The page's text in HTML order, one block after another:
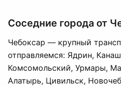
Соседние города от
Чебоксар — крупный
отправляемся: Ядрин,
Комсомольский, Урмары,
Алатырь, Цивильск,